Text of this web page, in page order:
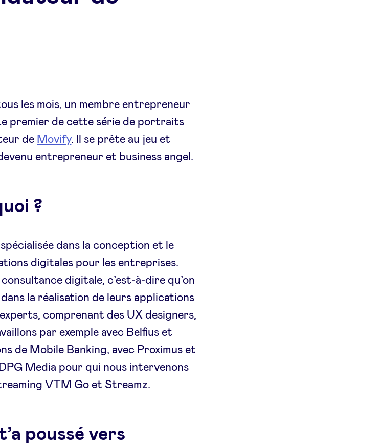
les mois, un membre entrepreneur
premier de cette série de portraits
de Movify. Il se prête au jeu et
entrepreneur et business angel.
?
dans la conception et le
digitales pour les entreprises.
digitale, c’est-à-dire qu’on
la réalisation de leurs applications
comprenant des UX designers,
par exemple avec Belfius et
de Mobile Banking, avec Proximus et
Media pour qui nous intervenons
VTM Go et Streamz.
poussé vers